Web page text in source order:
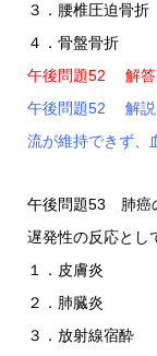
３．腰椎圧迫骨折
４．骨盤骨折
午後問題52 解
午後問題52 解説
流が維持できず、
午後問題53 肺癌
遅発性の反応とし
１．皮膚炎
２．肺臓炎
３．放射線宿酔